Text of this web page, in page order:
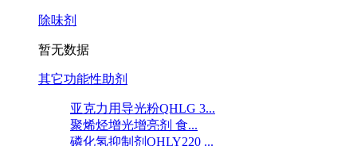
除味剂
暂无数据
其它功能性助剂
亚克力用导光粉QHLG 3...
聚烯烃增光增亮剂 食...
磷化氢抑制剂QHLY220 ...